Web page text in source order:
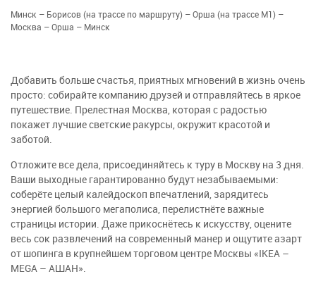
Минск – Борисов (на трассе по маршруту) – Орша (на трассе М1) –
Москва – Орша – Минск
Добавить больше счастья, приятных мгновений в жизнь очень
просто: собирайте компанию друзей и отправляйтесь в яркое
путешествие. Прелестная Москва, которая с радостью
покажет лучшие светские ракурсы, окружит красотой и
заботой.
Отложите все дела, присоединяйтесь к туру в Москву на 3 дня.
Ваши выходные гарантированно будут незабываемыми:
соберёте целый калейдоскоп впечатлений, зарядитесь
энергией большого мегаполиса, перелистнёте важные
страницы истории. Даже прикоснётесь к искусству, оцените
весь сок развлечений на современный манер и ощутите азарт
от шопинга в крупнейшем торговом центре Москвы «IKEA –
MEGA – АШАН».